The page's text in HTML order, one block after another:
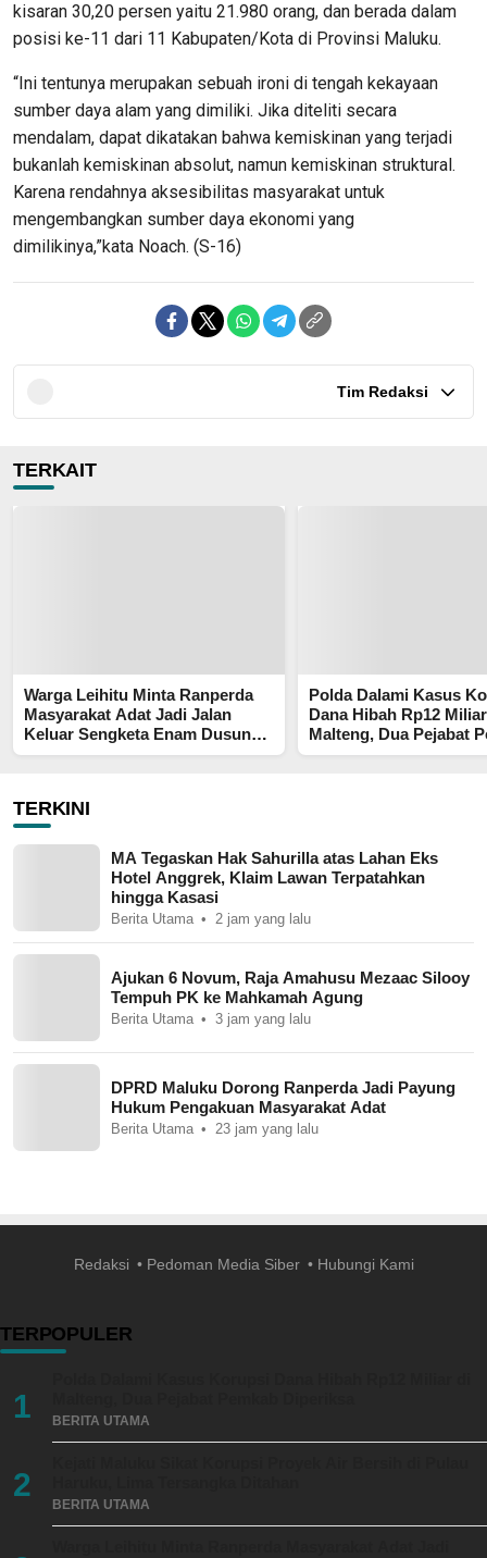
kisaran 30,20 persen yaitu 21.980 orang, dan berada dalam
posisi ke-11 dari 11 Kabupaten/Kota di Provinsi Maluku.
“Ini tentunya merupakan sebuah ironi di tengah kekayaan
sumber daya alam yang dimiliki. Jika diteliti secara
mendalam, dapat dikatakan bahwa kemiskinan yang terjadi
bukanlah kemiskinan absolut, namun kemiskinan struktural.
Karena rendahnya aksesibilitas masyarakat untuk
mengembangkan sumber daya ekonomi yang
dimilikinya,”kata Noach. (S-16)
Tim Redaksi
TERKAIT
Warga Leihitu Minta Ranperda
Masyarakat Adat Jadi Jalan
Keluar Sengketa Enam Dusun
Tanjung Sial
Polda Dalami Kasus
Dana Hibah Rp12
Malteng, Dua Pejabat
Diperiksa
TERKINI
MA Tegaskan Hak Sahurilla atas Lahan Eks
Hotel Anggrek, Klaim Lawan Terpatahkan
hingga Kasasi
Berita Utama 2 jam yang lalu
Ajukan 6 Novum, Raja Amahusu Mezaac Silooy
Tempuh PK ke Mahkamah Agung
Berita Utama 3 jam yang lalu
DPRD Maluku Dorong Ranperda Jadi Payung
Hukum Pengakuan Masyarakat Adat
Berita Utama 23 jam yang lalu
Redaksi Pedoman Media Siber Hubungi Kami
TERPOPULER
1 BERITA UTAMA
2
BERITA UTAMA